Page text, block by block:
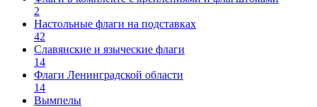
2
Настольные флаги на подставках
42
Славянские и языческие флаги
14
Флаги Ленинградской области
14
Вымпелы